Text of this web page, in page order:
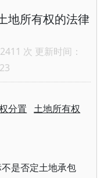
地所有权的法律
次 更新时间：
分置 土地所有权
是否定土地承包